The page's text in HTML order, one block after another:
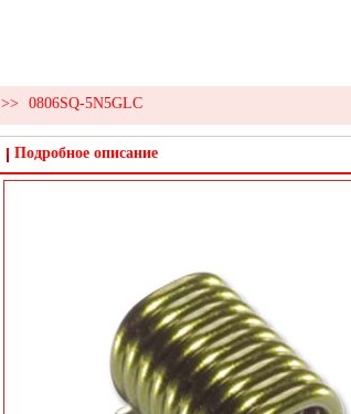
>> 0806SQ-5N5GLC
Подробное описание